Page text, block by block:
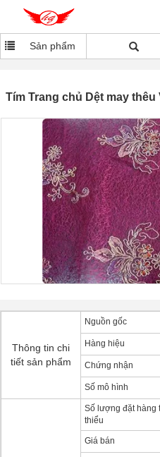
Sản phẩm
Tím Trang chủ Dệt may
Thông tin chi
tiết sản phẩm
Nguồn gốc
Hàng hiệu
Chứng nhận
Số mô hình
Số lượng đặt hàng
thiểu
Giá bán